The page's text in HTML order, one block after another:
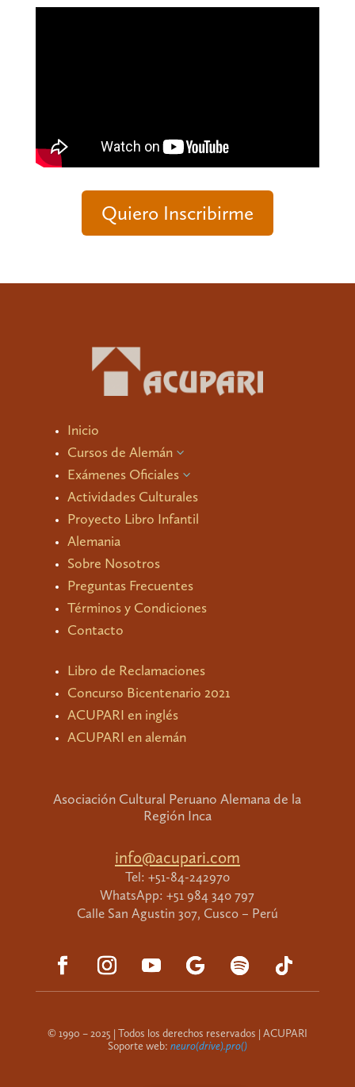
Quiero Inscribirme
Inicio
Cursos de Alemán3
Exámenes Oficiales3
Actividades Culturales
Proyecto Libro Infantil
Alemania
Sobre Nosotros
Preguntas Frecuentes
Términos y Condiciones
Contacto
Libro de Reclamaciones
Concurso Bicentenario 2021
ACUPARI en inglés
ACUPARI en alemán
Asociación Cultural Peruano Alemana de la
Región Inca
info@acupari.com
Tel: +51-84-242970
WhatsApp: +51 984 340 797
Calle San Agustin 307, Cusco – Perú
© 1990 – 2025 | Todos los derechos reservados | ACUPARI
Soporte web: neuro(drive).pro()